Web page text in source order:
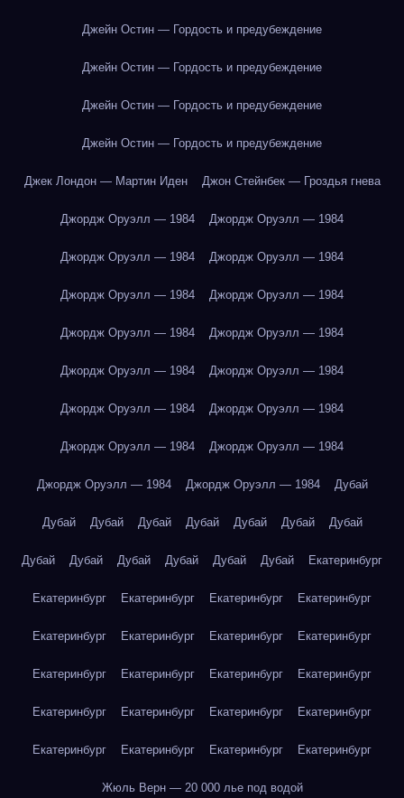
Джейн Остин — Гордость и предубеждение
Джейн Остин — Гордость и предубеждение
Джейн Остин — Гордость и предубеждение
Джейн Остин — Гордость и предубеждение
Джек Лондон — Мартин Иден Джон Стейнбек — Гроздья гнева
Джордж Оруэлл — 1984 Джордж Оруэлл — 1984
Джордж Оруэлл — 1984 Джордж Оруэлл — 1984
Джордж Оруэлл — 1984 Джордж Оруэлл — 1984
Джордж Оруэлл — 1984 Джордж Оруэлл — 1984
Джордж Оруэлл — 1984 Джордж Оруэлл — 1984
Джордж Оруэлл — 1984 Джордж Оруэлл — 1984
Джордж Оруэлл — 1984 Джордж Оруэлл — 1984
Джордж Оруэлл — 1984 Джордж Оруэлл — 1984 Дубай
Дубай Дубай Дубай Дубай Дубай Дубай Дубай
Дубай Дубай Дубай Дубай Дубай Дубай Екатеринбург
Екатеринбург Екатеринбург Екатеринбург Екатеринбург
Екатеринбург Екатеринбург Екатеринбург Екатеринбург
Екатеринбург Екатеринбург Екатеринбург Екатеринбург
Екатеринбург Екатеринбург Екатеринбург Екатеринбург
Екатеринбург Екатеринбург Екатеринбург Екатеринбург
Жюль Верн — 20 000 лье под водой